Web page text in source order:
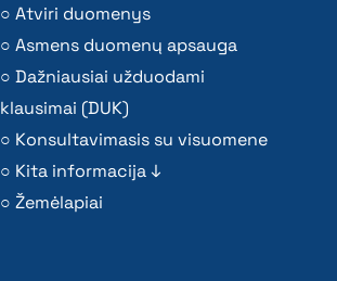
Atviri duomenys
Asmens duomenų apsauga
Dažniausiai užduodami
klausimai (DUK)
Konsultavimasis su visuomene
Kita informacija ↓
Žemėlapiai